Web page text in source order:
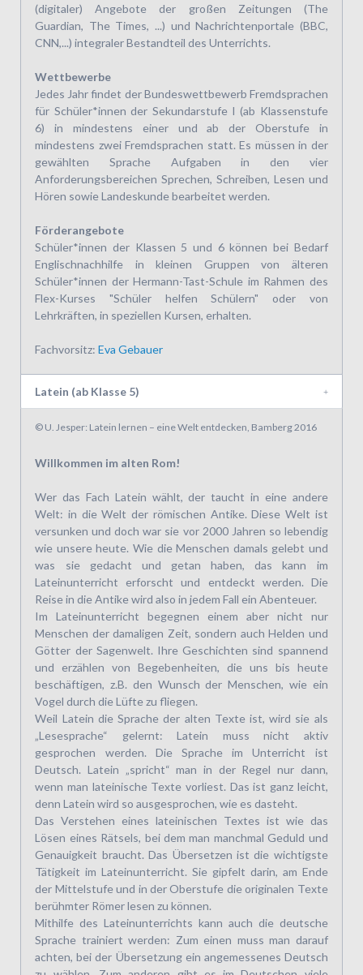
(digitaler) Angebote der großen Zeitungen (The
Guardian, The Times, ...) und Nachrichtenportale (BBC,
CNN,...) integraler Bestandteil des Unterrichts.
Wettbewerbe
Jedes Jahr findet der Bundeswettbewerb Fremdsprachen
für Schüler*innen der Sekundarstufe I (ab Klassenstufe
6) in mindestens einer und ab der Oberstufe in
mindestens zwei Fremdsprachen statt. Es müssen in der
gewählten Sprache Aufgaben in den vier
Anforderungsbereichen Sprechen, Schreiben, Lesen und
Hören sowie Landeskunde bearbeitet werden.
Förderangebote
Schüler*innen der Klassen 5 und 6 können bei Bedarf
Englischnachhilfe in kleinen Gruppen von älteren
Schüler*innen der Hermann-Tast-Schule im Rahmen des
Flex-Kurses "Schüler helfen Schülern" oder von
Lehrkräften, in speziellen Kursen, erhalten.
Fachvorsitz:Eva Gebauer
Latein (ab Klasse 5)
© U. Jesper: Latein lernen – eine Welt entdecken, Bamberg 2016
Willkommen im alten Rom!
Wer das Fach Latein wählt, der taucht in eine andere
Welt: in die Welt der römischen Antike. Diese Welt ist
versunken und doch war sie vor 2000 Jahren so lebendig
wie unsere heute. Wie die Menschen damals gelebt und
was sie gedacht und getan haben, das kann im
Lateinunterricht erforscht und entdeckt werden. Die
Reise in die Antike wird also in jedem Fall ein Abenteuer.
Im Lateinunterricht begegnen einem aber nicht nur
Menschen der damaligen Zeit, sondern auch Helden und
Götter der Sagenwelt. Ihre Geschichten sind spannend
und erzählen von Begebenheiten, die uns bis heute
beschäftigen, z.B. den Wunsch der Menschen, wie ein
Vogel durch die Lüfte zu fliegen.
Weil Latein die Sprache der alten Texte ist, wird sie als
„Lesesprache“ gelernt: Latein muss nicht aktiv
gesprochen werden. Die Sprache im Unterricht ist
Deutsch. Latein „spricht“ man in der Regel nur dann,
wenn man lateinische Texte vorliest. Das ist ganz leicht,
denn Latein wird so ausgesprochen, wie es dasteht.
Das Verstehen eines lateinischen Textes ist wie das
Lösen eines Rätsels, bei dem man manchmal Geduld und
Genauigkeit braucht. Das Übersetzen ist die wichtigste
Tätigkeit im Lateinunterricht. Sie gipfelt darin, am Ende
der Mittelstufe und in der Oberstufe die originalen Texte
berühmter Römer lesen zu können.
Mithilfe des Lateinunterrichts kann auch die deutsche
Sprache trainiert werden: Zum einen muss man darauf
achten, bei der Übersetzung ein angemessenes Deutsch